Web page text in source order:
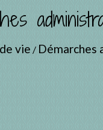
vie / Démarches